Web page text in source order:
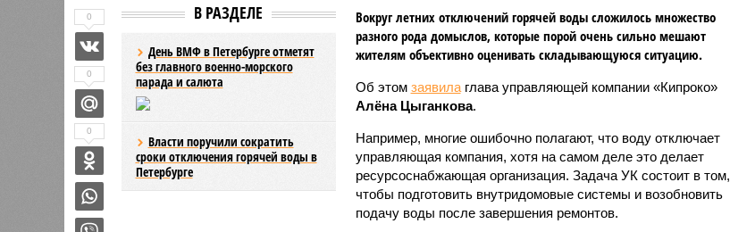
В РАЗДЕЛЕ
День ВМФ в Петербурге отметят
без главного военно-морского
парада и салюта
Власти поручили сократить
сроки отключения горячей воды в
Петербурге
Вокруг летних отключений горячей воды сложилось множество
разного рода домыслов, которые порой очень сильно мешают
жителям объективно оценивать складывающуюся ситуацию.
Об этом заявилаглава управляющей компании «Кипроко»
Алёна Цыганкова.
Например, многие ошибочно полагают, что воду отключает
управляющая компания, хотя на самом деле это делает
ресурсоснабжающая организация. Задача УК состоит в том,
чтобы подготовить внутридомовые системы и возобновить
подачу воды после завершения ремонтов.
0
0
0